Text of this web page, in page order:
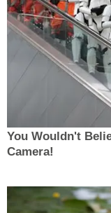
You Wouldn't
Camera!